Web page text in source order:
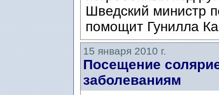
Шведский министр
помощит Гунилла
15 января 2010 г.
Посещение
заболеваниям